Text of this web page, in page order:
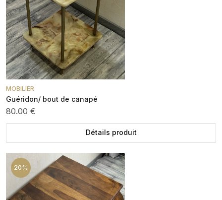
MOBILIER
Guéridon/ bout de canapé
80.00 €
Détails produit
20%